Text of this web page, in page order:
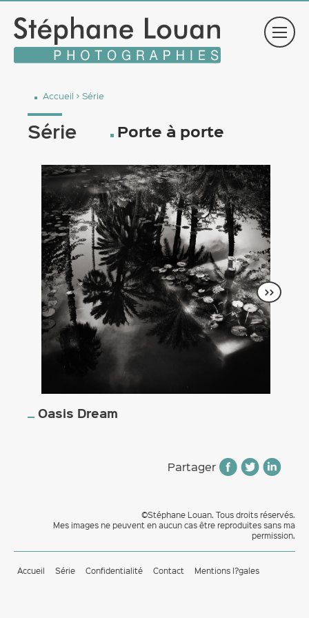
Accueil > Série
Série Porte à porte
Oasis Dream
>>
Partager
©Stéphane Louan. Tous droits réservés.
Mes images ne peuvent en aucun cas être reproduites sans ma
permission.
Accueil Série Confidentialité Contact Mentions l?gales